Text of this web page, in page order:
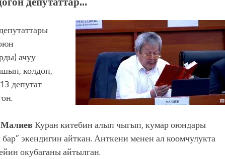
ачуу
колдоп,
депутат
Куран китебин алып чыгып, кумар оюндары
экендигин айткан. Анткени менен ал коомчулукта
окубаганы айтылган.